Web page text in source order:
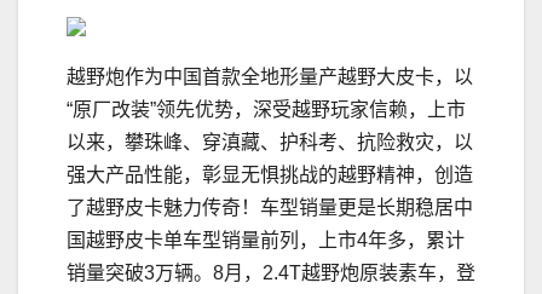
越野炮作为中国首款全地形量产越野大皮卡，以
“原厂改装”领先优势，深受越野玩家信赖，上市
以来，攀珠峰、穿滇藏、护科考、抗险救灾，以
强大产品性能，彰显无惧挑战的越野精神，创造
了越野皮卡魅力传奇！车型销量更是长期稳居中
国越野皮卡单车型销量前列，上市4年多，累计
销量突破3万辆。8月，2.4T越野炮原装素车，登